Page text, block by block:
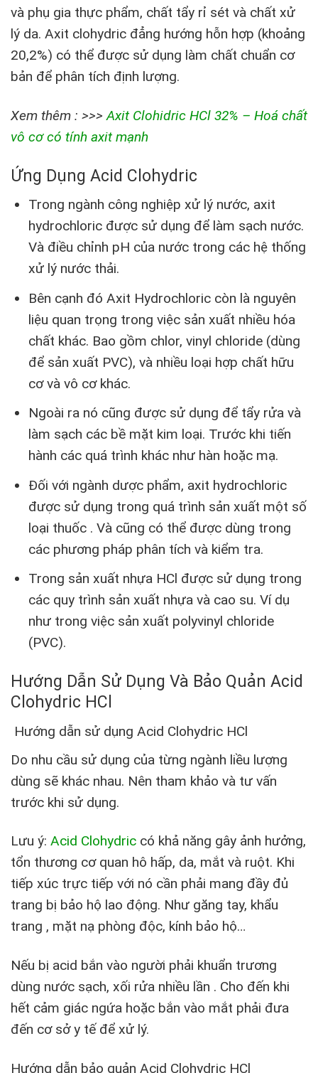
và phụ gia thực phẩm, chất tẩy rỉ sét và chất xử
lý da. Axit clohydric đẳng hướng hỗn hợp (khoảng
20,2%) có thể được sử dụng làm chất chuẩn cơ
bản để phân tích định lượng.
Xem thêm : >>>Axit Clohidric HCl 32% – Hoá chất
vô cơ có tính axit mạnh
Ứng Dụng Acid Clohydric
Trong ngành công nghiệp xử lý nước, axit
hydrochloric được sử dụng để làm sạch nước.
Và điều chỉnh pH của nước trong các hệ thống
xử lý nước thải.
Bên cạnh đó Axit Hydrochloric còn là nguyên
liệu quan trọng trong việc sản xuất nhiều hóa
chất khác. Bao gồm chlor, vinyl chloride (dùng
để sản xuất PVC), và nhiều loại hợp chất hữu
cơ và vô cơ khác.
Ngoài ra nó cũng được sử dụng để tẩy rửa và
làm sạch các bề mặt kim loại. Trước khi tiến
hành các quá trình khác như hàn hoặc mạ.
Đối với ngành dược phẩm, axit hydrochloric
được sử dụng trong quá trình sản xuất một số
loại thuốc . Và cũng có thể được dùng trong
các phương pháp phân tích và kiểm tra.
Trong sản xuất nhựa HCl được sử dụng trong
các quy trình sản xuất nhựa và cao su. Ví dụ
như trong việc sản xuất polyvinyl chloride
(PVC).
Hướng Dẫn Sử Dụng Và Bảo Quản Acid
Clohydric HCl
Hướng dẫn sử dụng Acid Clohydric HCl
Do nhu cầu sử dụng của từng ngành liều lượng
dùng sẽ khác nhau. Nên tham khảo và tư vấn
trước khi sử dụng.
Lưu ý: Acid Clohydric có khả năng gây ảnh hưởng,
tổn thương cơ quan hô hấp, da, mắt và ruột. Khi
tiếp xúc trực tiếp với nó cần phải mang đầy đủ
trang bị bảo hộ lao động. Như găng tay, khẩu
trang , mặt nạ phòng độc, kính bảo hộ…
Nếu bị acid bắn vào người phải khuẩn trương
dùng nước sạch, xối rửa nhiều lần . Cho đến khi
hết cảm giác ngứa hoặc bắn vào mắt phải đưa
đến cơ sở y tế để xử lý.
Hướng dẫn bảo quản Acid Clohydric HCl